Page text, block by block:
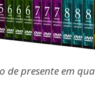
de presente em